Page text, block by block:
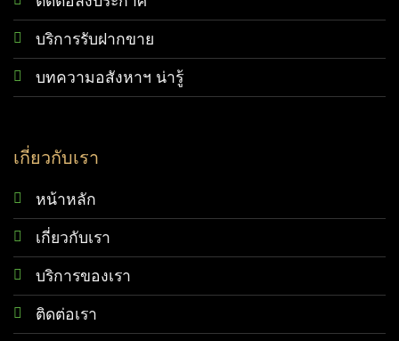
บริการรับฝากขาย
บทความอสังหาฯ น่ารู้
เกี่ยวกับเรา
หน้าหลัก
เกี่ยวกับเรา
บริการของเรา
ติดต่อเรา